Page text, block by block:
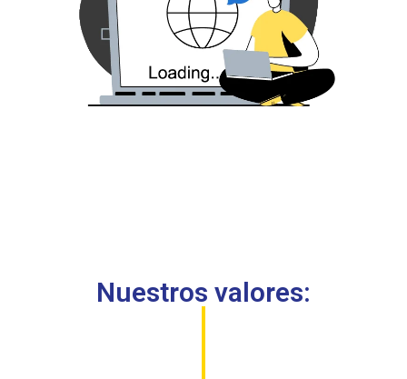
Nuestros valores: